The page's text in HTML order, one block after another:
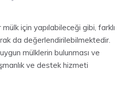
mülk için yapılabileceği gibi, farklı
da değerlendirilebilmektedir.
mülklerin bulunması ve
ve destek hizmeti